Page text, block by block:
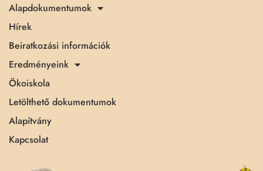
Alapdokumentumok
Hírek
Beiratkozási információk
Eredményeink
Ökoiskola
Letölthető dokumentumok
Alapítvány
Kapcsolat